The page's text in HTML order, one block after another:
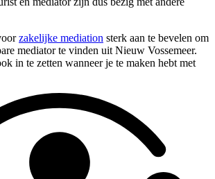
zakelijke mediation sterk aan te bevelen om
mediator te vinden uit Nieuw Vossemeer.
in te zetten wanneer je te maken hebt met